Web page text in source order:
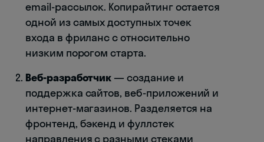
email-рассылок. Копирайтинг остается
одной из самых доступных точек
входа в фриланс с относительно
низким порогом старта.
Веб-разработчик — создание и
поддержка сайтов, веб-приложений и
интернет-магазинов. Разделяется на
фронтенд, бэкенд и фуллстек
направления с разными стеками